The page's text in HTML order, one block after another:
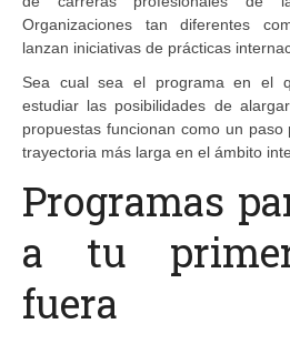
Organizaciones tan diferentes
lanzan iniciativas de prácticas
Sea cual sea el programa en el
estudiar las posibilidades de
propuestas funcionan como un
trayectoria más larga en el ámbito
Programas
a tu
fuera